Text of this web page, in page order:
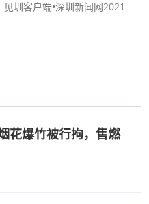
圳客户端•深圳新闻网2021
花爆竹被行拘，售燃